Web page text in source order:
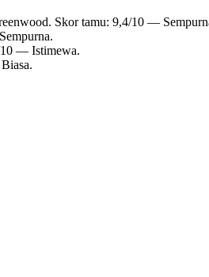
Skor tamu: 9,4/10 —
10 — Istimewa.